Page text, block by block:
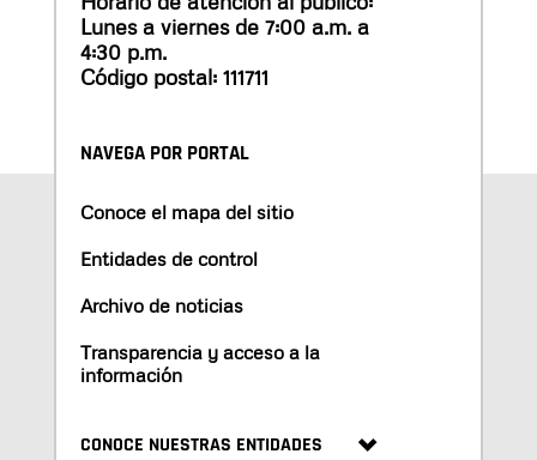
Lunes a viernes de 7:00 a.m. a
4:30 p.m.
Código postal: 111711
NAVEGA POR PORTAL
Conoce el mapa del sitio
Entidades de control
Archivo de noticias
Transparencia y acceso a la
información
CONOCE NUESTRAS ENTIDADES